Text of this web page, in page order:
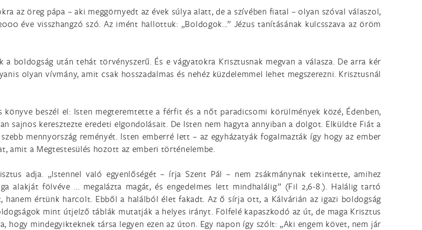
az öreg pápa – aki meggörnyedt az évek súlya alatt, de a szívében fiatal – olyan szóval válaszol,
éve visszhangzó szó. Az imént hallottuk: „Boldogok...” Jézus tanításának kulcsszava az öröm
boldogság után tehát törvényszerű. És e vágyatokra Krisztusnak megvan a válasza. De arra kér
olyan vívmány, amit csak hosszadalmas és nehéz küzdelemmel lehet megszerezni. Krisztusnál
könyve beszél el: Isten megteremtette a férfit és a nőt paradicsomi körülmények közé, Édenben,
sajnos keresztezte eredeti elgondolásait. De Isten nem hagyta annyiban a dolgot. Elküldte Fiát a
mennyország reményét. Isten emberré lett – az egyházatyák fogalmazták így hogy az ember
amit a Megtestesülés hozott az emberi történelembe.
adja. „Istennel való egyenlőségét – írja Szent Pál – nem zsákmánynak tekintette, amihez
alakját fölvéve ... megalázta magát, és engedelmes lett mindhalálig” (Fil 2,6-8.). Halálig tartó
hanem értünk harcolt. Ebből a halálból élet fakadt. Az ő sírja ott, a Kálvárián az igazi boldogság
mint útjelző táblák mutatják a helyes irányt. Fölfelé kapaszkodó az út, de maga Krisztus
hogy mindegyikteknek társa legyen ezen az úton. Egy napon így szólt: „Aki engem követ, nem jár